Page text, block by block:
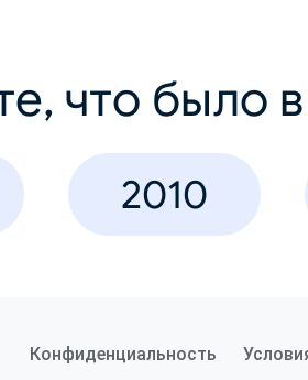
что было
2010
Конфиденциальность